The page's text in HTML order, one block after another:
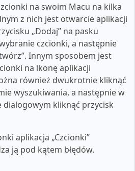
na swoim Macu na kilka
z nich jest otwarcie aplikacji
„Dodaj” na pasku
czcionki, a następnie
Innym sposobem jest
na ikonę aplikacji
również dwukrotnie kliknąć
wyszukiwania, a następnie w
dialogowym kliknąć przycisk
aplikacja „Czcionki”
ją pod kątem błędów.